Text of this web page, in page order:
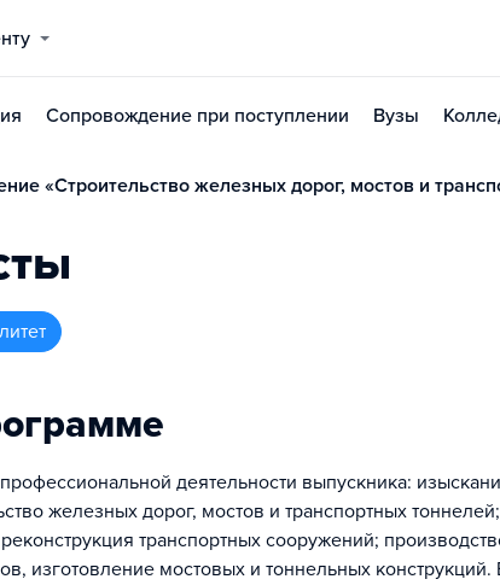
Сопровождение при поступлении Вузы
«Строительство железных дорог, мостов и
деятельности выпускника:
железных дорог, мостов и транспортных
транспортных сооружений;
изготовление мостовых и тоннельных конструкций.